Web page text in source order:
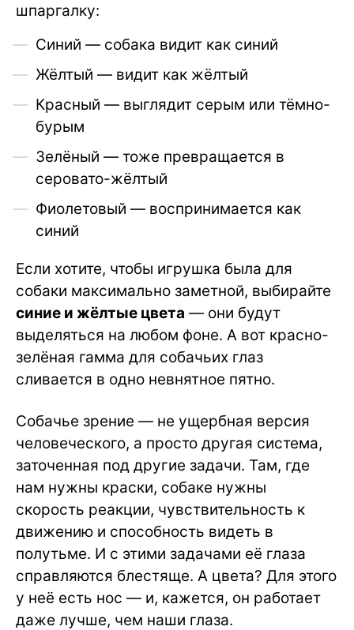
шпаргалку:
Синий — собака видит как синий
Жёлтый — видит как жёлтый
Красный — выглядит серым или тёмно-
бурым
Зелёный — тоже превращается в
серовато-жёлтый
Фиолетовый — воспринимается как
синий
Если хотите, чтобы игрушка была для
собаки максимально заметной, выбирайте
синие и жёлтые цвета — они будут
выделяться на любом фоне. А вот красно-
зелёная гамма для собачьих глаз
сливается в одно невнятное пятно.
Собачье зрение — не ущербная версия
человеческого, а просто другая система,
заточенная под другие задачи. Там, где
нам нужны краски, собаке нужны
скорость реакции, чувствительность к
движению и способность видеть в
полутьме. И с этими задачами её глаза
справляются блестяще. А цвета? Для этого
у неё есть нос — и, кажется, он работает
даже лучше, чем наши глаза.